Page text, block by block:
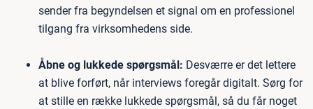
sender fra begyndelsen et signal om en professionel
tilgang fra virksomhedens side.
Åbne og lukkede spørgsmål: Desværre er det lettere
at blive forført, når interviews foregår digitalt. Sørg for
at stille en række lukkede spørgsmål, så du får noget